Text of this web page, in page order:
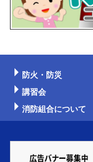
防火・防災
講習会
消防組合について